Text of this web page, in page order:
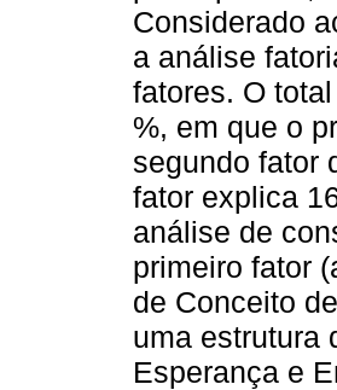
Considerado
a análise
fatores. O
%, em que o
segundo fator
fator explica
análise de
primeiro fator
de Conceito
uma estrutura
Esperança e